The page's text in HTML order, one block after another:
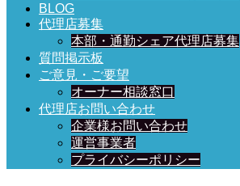
BLOG
代理店募集
本部・通勤シェア代理店募集
質問掲示板
ご意見・ご要望
オーナー相談窓口
代理店お問い合わせ
企業様お問い合わせ
運営事業者
プライバシーポリシー